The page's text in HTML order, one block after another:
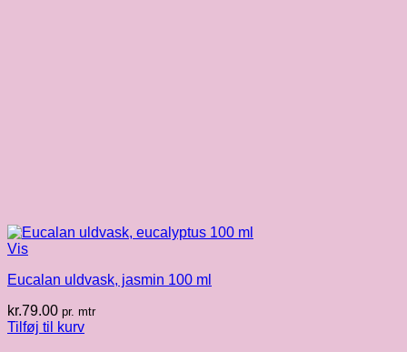
Vis
Eucalan uldvask, jasmin 100 ml
kr.79.00 pr. mtr
Tilføj til kurv